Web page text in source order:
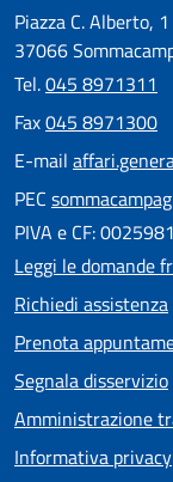
Piazza C. Alberto, 1
37066
Tel.045 8971311
Fax045 8971300
E-mail
PEC
PIVA e CF:
Leggi le domande
Richiedi assistenza
Prenota
Segnala disservizio
Amministrazione
Informativa privacy